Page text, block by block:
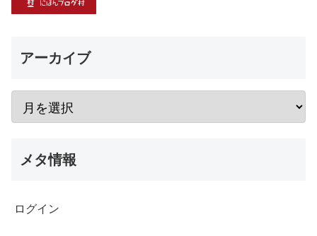
アーカイブ
メタ情報
ログイン